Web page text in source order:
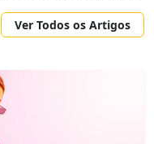
Ver Todos os Artigos